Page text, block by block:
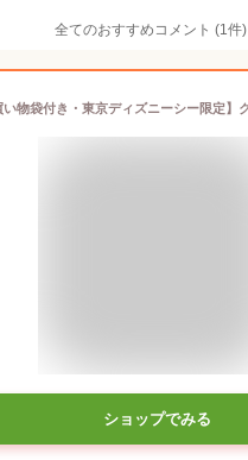
全てのおすすめコメント (1件)
ショップでみる